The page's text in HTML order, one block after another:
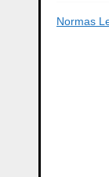
Normas